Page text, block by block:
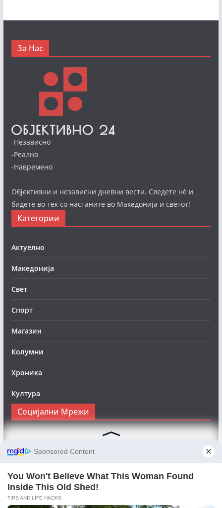
За Нас
-Независно
-Реално
-Навремено
Објективни и независни дневни вести. Следете нè и
бидете во тек со настаните во Македонија и светот!
Категории
Актуелно
Македонија
Свет
Спорт
Магазин
Колумни
Хроника
Култура
Социјални Мрежи
Следете нè на Фејсбук за да сте во тек со најновите